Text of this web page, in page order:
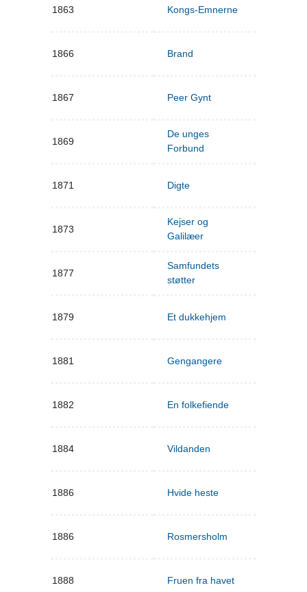
1863 Kongs-Emnerne
1866 Brand
1867 Peer Gynt
1869
De unges
Forbund
1871 Digte
1873
Kejser og
Galilæer
1877
Samfundets
støtter
1879 Et dukkehjem
1881 Gengangere
1882 En folkefiende
1884 Vildanden
1886 Hvide heste
1886 Rosmersholm
1888 Fruen fra havet